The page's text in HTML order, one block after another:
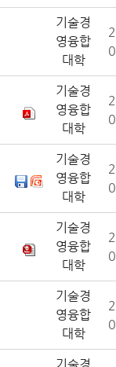
기술경
영융합
대학
기술경
영융합
대학
기술경
영융합
대학
기술경
영융합
대학
기술경
영융합
대학